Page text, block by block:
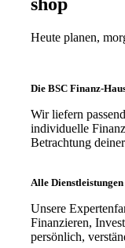
shop
Heute planen,
Die BSC Finanz-
Wir liefern
individuelle
Betrachtung
Alle Dienstleistungen
Unsere
Finanzieren,
persönlich,